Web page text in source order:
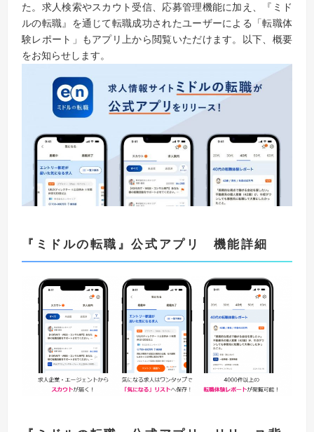
た。求人検索やスカウト受信、応募管理機能に加え、『ミド
ルの転職』を通じて転職成功されたユーザーによる「転職体
験レポート」もアプリ上から閲覧いただけます。以下、概要
をお知らせします。
『 ミドルの転職 』公式アプリ 機能詳細